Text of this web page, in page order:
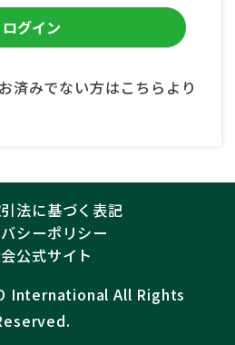
済みでない方はこちらより
法に基づく表記
シーポリシー
公式サイト
International All Rights